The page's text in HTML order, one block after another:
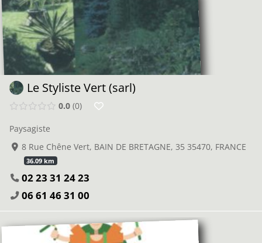
Le Styliste Vert (sarl)
0.0 0
Paysagiste
8 Rue Chêne Vert, BAIN DE BRETAGNE, 35 35470, FRANCE
36.09 km
02 23 31 24 23
06 61 46 31 00